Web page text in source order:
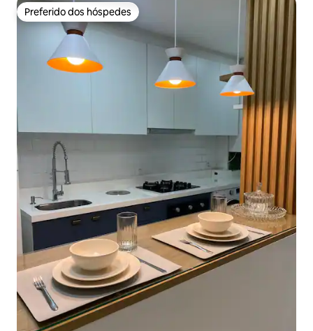
Preferido dos hóspedes
Preferido dos hóspedes